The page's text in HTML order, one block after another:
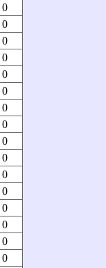
0
0
0
0
0
0
0
0
0
0
0
0
0
0
0
0